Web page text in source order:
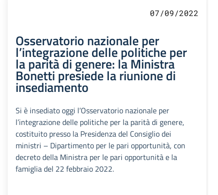
07/09/2022
Osservatorio nazionale per
l’integrazione delle politiche per
la parità di genere: la Ministra
Bonetti presiede la riunione di
insediamento
Si è insediato oggi l’Osservatorio nazionale per
l’integrazione delle politiche per la parità di genere,
costituito presso la Presidenza del Consiglio dei
ministri – Dipartimento per le pari opportunità, con
decreto della Ministra per le pari opportunità e la
famiglia del 22 febbraio 2022.